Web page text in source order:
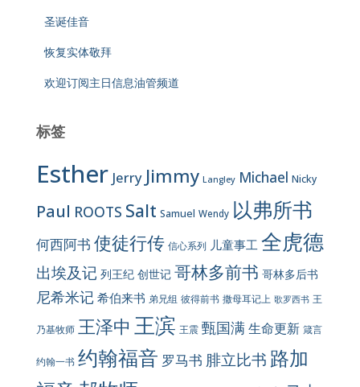
圣诞佳音
恢复实体敬拜
欢迎订阅主日信息油管频道
标签
Esther Jerry Jimmy Langley Michael Nicky
Paul ROOTS Salt Samuel Wendy 以弗所书
何西阿书 使徒行传 信心系列 儿童事工 全虎德
出埃及记 列王纪 创世记 哥林多前书 哥林多后书
尼希米记 希伯来书 弟兄组 彼得前书 撒母耳记上 歌罗西书 王
乃基牧师 王泽中 王滨 王震 甄国满生命更新 箴言
约翰一书 约翰福音 罗马书 腓立比书 路加